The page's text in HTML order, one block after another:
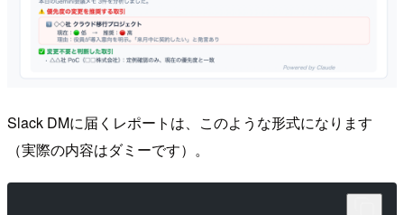
Slack DMに届くレポートは、このような形式になります
（実際の内容はダミーです）。